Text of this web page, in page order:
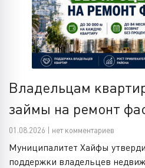
Владельцам
займы на ремонт
01.08.2026 | нет комментариев
Муниципалитет Хайфы
поддержки владельцев